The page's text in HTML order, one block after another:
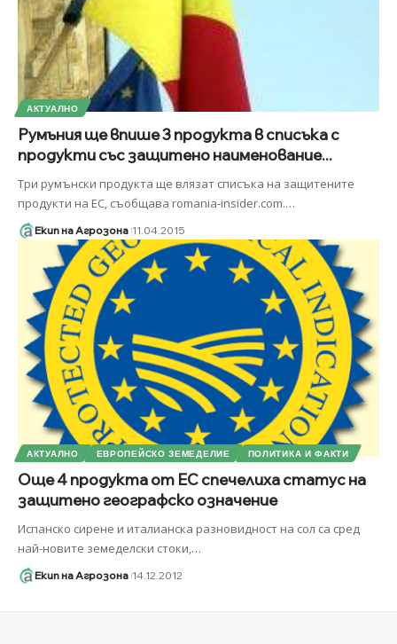
АКТУАЛНО
Румъния ще впише 3 продукта в списъка с
продукти със защитено наименование...
Три румънски продукта ще влязат списъка на защитените
продукти на ЕС, съобщава romania-insider.com.…
Екип на Агрозона 11.04.2015
АКТУАЛНО ЕВРОПЕЙСКО ЗЕМЕДЕЛИЕ ПОЛИТИКА И ФАКТИ
Още 4 продукта от ЕС спечелиха статус на
защитено географско означение
Испанско сирене и италианска разновидност на сол са сред
най-новите земеделски стоки, …
Екип на Агрозона 14.12.2012